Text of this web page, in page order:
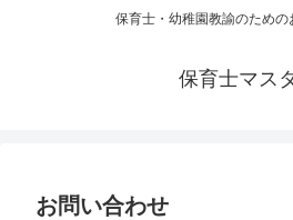
保育士・幼稚園教諭のための
保育士マス
お問い合わせ